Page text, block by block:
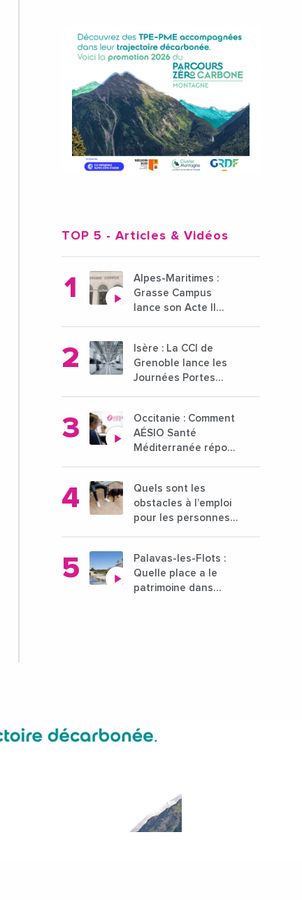
TOP 5 - Articles & Vidéos
Alpes-Maritimes :
Grasse Campus
lance son Acte II
pour l'enseignement
supérieur
Isère : La CCI de
Grenoble lance les
Journées Portes
21 octobre 2024
Occitanie : Comment
AÉSIO Santé
Méditerranée répond
médicaux ?
Quels sont les
obstacles à l’emploi
pour les personnes
Palavas-les-Flots :
Quelle place a le
patrimoine dans